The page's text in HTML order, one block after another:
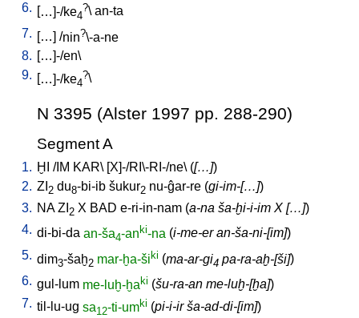
6.
…]-/ke4
?\an-ta
7.
… ] /nin?\-a-ne
8. […]-/en\
9.
…]-/ke4
?\
N 3395 (Alster 1997 pp. 288-290)
Segment A
1. ḪI /IM KAR\ [X]-/RI\-RI-/ne\ ([…])
2. ZI 2 du8-bi-ib šukur2 nu-ĝar-re (gi-im-[…])
3. NA ZI 2 X BAD e-ri-in-nam (a-na ša-ḫi-i-im X […])
4. di-bi-da an-ša4-anki-na (i-me-er an-ša-ni-[im])
5. dim3-šaḫ2 mar-ḫa-šiki (ma-ar-gi4 pa-ra-aḫ-[ši])
6. gul-lum me-luḫ-ḫaki (šu-ra-an me-luḫ-[ḫa])
7. til-lu-ug sa12-ti-umki (pi-i-ir ša-ad-di-[im])